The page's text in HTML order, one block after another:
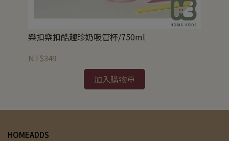
樂扣樂扣酷趣珍奶吸管杯/750ml
NT$349
加入購物車
HOMEADDS